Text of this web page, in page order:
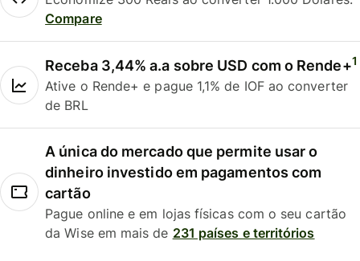
Compare
Receba 3,44% a.a sobre USD com o Rende+1
Ative o Rende+ e pague 1,1% de IOF ao converter
de BRL
A única do mercado que permite usar o
dinheiro investido em pagamentos com
cartão
Pague online e em lojas físicas com o seu cartão
da Wise em mais de 231 países e territórios